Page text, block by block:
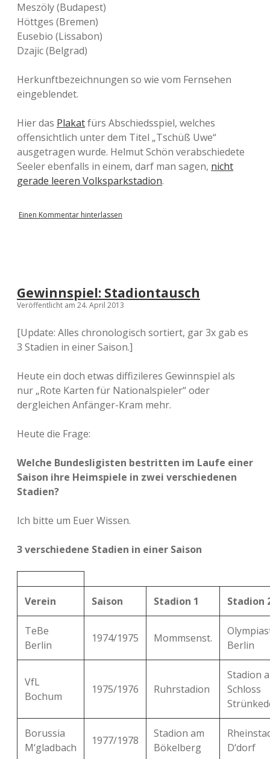
Meszöly (Budapest)
Höttges (Bremen)
Eusebio (Lissabon)
Dzajic (Belgrad)
Herkunftbezeichnungen so wie vom Fernsehen
eingeblendet.
Hier das Plakatfürs Abschiedsspiel, welches
offensichtlich unter dem Titel „Tschüß Uwe“
ausgetragen wurde. Helmut Schön verabschiedete
Seeler ebenfalls in einem, darf man sagen, nicht
gerade leeren Volksparkstadion.
Einen Kommentar hinterlassen
Gewinnspiel: Stadiontausch
Veröffentlicht am 24. April 2013
[Update: Alles chronologisch sortiert, gar 3x gab es
3 Stadien in einer Saison.]
Heute ein doch etwas diffizileres Gewinnspiel als
nur „Rote Karten für Nationalspieler“ oder
dergleichen Anfänger-Kram mehr.
Heute die Frage:
Welche Bundesligisten bestritten im Laufe einer
Saison ihre Heimspiele in zwei verschiedenen
Stadien?
Ich bitte um Euer Wissen.
3 verschiedene Stadien in einer Saison
Verein Saison Stadion 1 Stadion
TeBe
Berlin
1974/1975 Mommsenst.
Berlin
VfL
Bochum
1975/1976 Ruhrstadion
Stadion
Schloss
Borussia
M‘gladbach
1977/1978
Stadion am
Bökelberg
D‘dorf